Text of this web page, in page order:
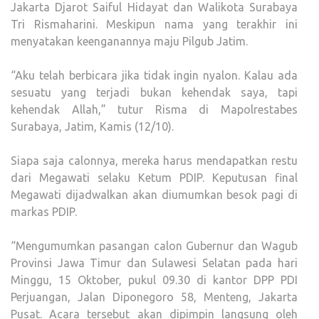
Jakarta Djarot Saiful Hidayat dan Walikota Surabaya
Tri Rismaharini. Meskipun nama yang terakhir ini
menyatakan keenganannya maju Pilgub Jatim.
“Aku telah berbicara jika tidak ingin nyalon. Kalau ada
sesuatu yang terjadi bukan kehendak saya, tapi
kehendak Allah,” tutur Risma di Mapolrestabes
Surabaya, Jatim, Kamis (12/10).
Siapa saja calonnya, mereka harus mendapatkan restu
dari Megawati selaku Ketum PDIP. Keputusan final
Megawati dijadwalkan akan diumumkan besok pagi di
markas PDIP.
“Mengumumkan pasangan calon Gubernur dan Wagub
Provinsi Jawa Timur dan Sulawesi Selatan pada hari
Minggu, 15 Oktober, pukul 09.30 di kantor DPP PDI
Perjuangan, Jalan Diponegoro 58, Menteng, Jakarta
Pusat. Acara tersebut akan dipimpin langsung oleh